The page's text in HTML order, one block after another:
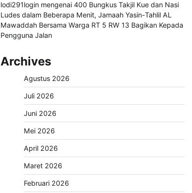
lodi291loginmengenai 400 Bungkus Takjil Kue dan Nasi
Ludes dalam Beberapa Menit, Jamaah Yasin-Tahlil AL
Mawaddah Bersama Warga RT 5 RW 13 Bagikan Kepada
Pengguna Jalan
Archives
Agustus 2026
Juli 2026
Juni 2026
Mei 2026
April 2026
Maret 2026
Februari 2026